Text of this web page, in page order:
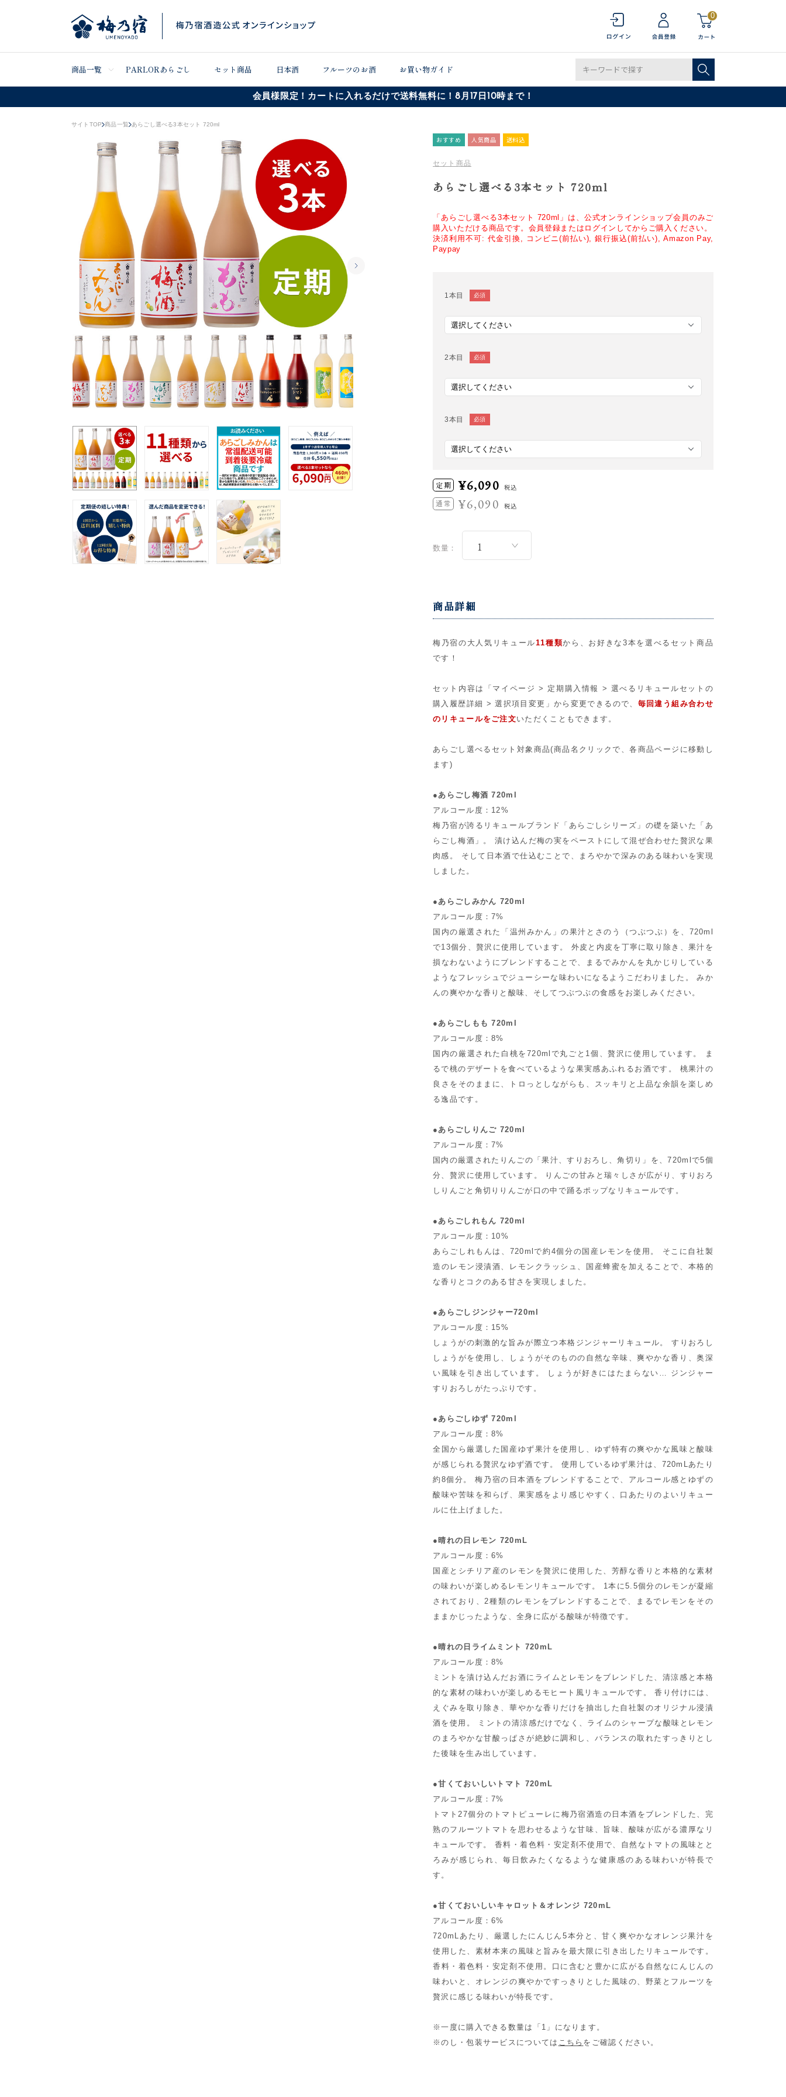
0
商品一覧 PARLORあらごし セット商品 日本酒 フルーツのお酒 お買い物ガイド
会員様限定！カートに入れるだけで送料無料に！8月17日10時まで！
サイトTOP 商品一覧 あらごし選べる3本セット 720ml
おすすめ 人気商品 送料込
セット商品
あらごし選べる3本セット 720ml
「あらごし選べる3本セット 720ml」は、公式オンラインショップ会員のみご
購入いただける商品です。会員登録またはログインしてからご購入ください。
決済利用不可: 代金引換, コンビニ(前払い), 銀行振込(前払い), Amazon Pay,
Paypay
1本目 必須
2本目 必須
3本目 必須
定期 ¥6,090 税込
通常 ¥6,090 税込
数量：
商品詳細
梅乃宿の大人気リキュール11種類から、お好きな3本を選べるセット商品
です！
セット内容は「マイページ > 定期購入情報 > 選べるリキュールセットの
購入履歴詳細 > 選択項目変更」から変更できるので、 毎回違う組み合わせ
のリキュールをご注文いただくこともできます。
あらごし選べるセット対象商品(商品名クリックで、各商品ページに移動し
ます)
●あらごし梅酒 720ml
アルコール度：12%
梅乃宿が誇るリキュールブランド「あらごしシリーズ」の礎を築いた「あ
らごし梅酒」。 漬け込んだ梅の実をペーストにして混ぜ合わせた贅沢な果
肉感。 そして日本酒で仕込むことで、まろやかで深みのある味わいを実現
しました。
●あらごしみかん 720ml
アルコール度：7%
国内の厳選された「温州みかん」の果汁とさのう（つぶつぶ）を、720ml
で13個分、贅沢に使用しています。 外皮と内皮を丁寧に取り除き、果汁を
損なわないようにブレンドすることで、まるでみかんを丸かじりしている
ようなフレッシュでジューシーな味わいになるようこだわりました。 みか
んの爽やかな香りと酸味、そしてつぶつぶの食感をお楽しみください。
●あらごしもも 720ml
アルコール度：8%
国内の厳選された白桃を720mlで丸ごと1個、贅沢に使用しています。 ま
るで桃のデザートを食べているような果実感あふれるお酒です。 桃果汁の
良さをそのままに、トロっとしながらも、スッキリと上品な余韻を楽しめ
る逸品です。
●あらごしりんご 720ml
アルコール度：7%
国内の厳選されたりんごの「果汁、すりおろし、角切り」を、720mlで5個
分、贅沢に使用しています。 りんごの甘みと瑞々しさが広がり、すりおろ
しりんごと角切りりんごが口の中で踊るポップなリキュールです。
●あらごしれもん 720ml
アルコール度：10%
あらごしれもんは、720mlで約4個分の国産レモンを使用。 そこに自社製
造のレモン浸漬酒、レモンクラッシュ、国産蜂蜜を加えることで、本格的
な香りとコクのある甘さを実現しました。
●あらごしジンジャー720ml
アルコール度：15%
しょうがの刺激的な旨みが際立つ本格ジンジャーリキュール。 すりおろし
しょうがを使用し、しょうがそのものの自然な辛味、爽やかな香り、奥深
い風味を引き出しています。 しょうが好きにはたまらない… ジンジャー
すりおろしがたっぷりです。
●あらごしゆず 720ml
アルコール度：8%
全国から厳選した国産ゆず果汁を使用し、ゆず特有の爽やかな風味と酸味
が感じられる贅沢なゆず酒です。 使用しているゆず果汁は、720mLあたり
約8個分。 梅乃宿の日本酒をブレンドすることで、アルコール感とゆずの
酸味や苦味を和らげ、果実感をより感じやすく、口あたりのよいリキュー
ルに仕上げました。
●晴れの日レモン 720mL
アルコール度：6%
国産とシチリア産のレモンを贅沢に使用した、芳醇な香りと本格的な素材
の味わいが楽しめるレモンリキュールです。 1本に5.5個分のレモンが凝縮
されており、2種類のレモンをブレンドすることで、まるでレモンをその
ままかじったような、全身に広がる酸味が特徴です。
●晴れの日ライムミント 720mL
アルコール度：8%
ミントを漬け込んだお酒にライムとレモンをブレンドした、清涼感と本格
的な素材の味わいが楽しめるモヒート風リキュールです。 香り付けには、
えぐみを取り除き、華やかな香りだけを抽出した自社製のオリジナル浸漬
酒を使用。 ミントの清涼感だけでなく、ライムのシャープな酸味とレモン
のまろやかな甘酸っぱさが絶妙に調和し、バランスの取れたすっきりとし
た後味を生み出しています。
●甘くておいしいトマト 720mL
アルコール度：7%
トマト27個分のトマトピューレに梅乃宿酒造の日本酒をブレンドした、完
熟のフルーツトマトを思わせるような甘味、旨味、酸味が広がる濃厚なリ
キュールです。 香料・着色料・安定剤不使用で、自然なトマトの風味とと
ろみが感じられ、毎日飲みたくなるような健康感のある味わいが特長で
す。
●甘くておいしいキャロット＆オレンジ 720mL
アルコール度：6%
720mLあたり、厳選したにんじん5本分と、甘く爽やかなオレンジ果汁を
使用した、素材本来の風味と旨みを最大限に引き出したリキュールです。
香料・着色料・安定剤不使用。口に含むと豊かに広がる自然なにんじんの
味わいと、オレンジの爽やかですっきりとした風味の、野菜とフルーツを
贅沢に感じる味わいが特長です。
※一度に購入できる数量は「1」になります。
※のし・包装サービスについては こちら をご確認ください。